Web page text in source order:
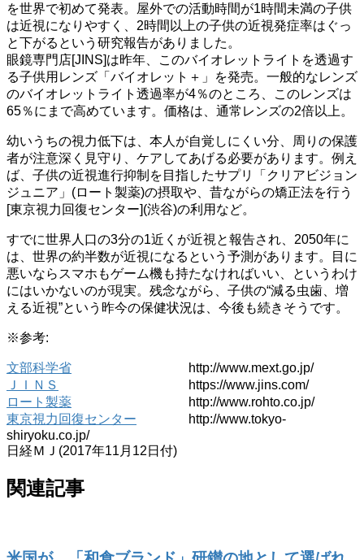
を世界で初めて発表。屋外での活動時間が1時間未満の子供
は近視になりやすく、2時間以上の子供の近視発症率はぐっ
と下がるという研究報告がありました。
眼鏡専門店[JINS]は昨年、このバイオレットライトを透過す
る子供用レンズ「バイオレット＋」を発売。一般的なレンズ
のバイオレットライト透過率が4％のところ、このレンズは
65％にまで高めています。価格は、通常レンズの2倍以上。
幼いうちの視力低下は、本人が自覚しにくい分、周りの保護
者が注意深く見守り、ケアしてあげる必要があります。例え
ば、子供の近視進行抑制を目指したサプリ「クリアビジョン
ジュニア」(ロート製薬)の摂取や、昔ながらの矯正法を行う
[東京視力回復センター](渋谷)の利用など。
すでに世界人口の3分の1近くが近視と報告され、2050年に
は、世界の約半数が近視になるという予測があります。目に
悪いならスマホもゲーム機も持たなければいい、というわけ
にはいかないのが現実。残念ながら、子供の“減る虫歯、増
える近視”という昨今の保健状況は、今後も続きそうです。
※参考:
文部科学省 http://www.mext.go.jp/
ＪＩＮＳ
https://www.jins.com/
ロート製薬 http://www.rohto.co.jp/
東京視力回復センター http://www.tokyo-
shiryoku.co.jp/
日経ＭＪ(2017年11月12日付)
関連記事